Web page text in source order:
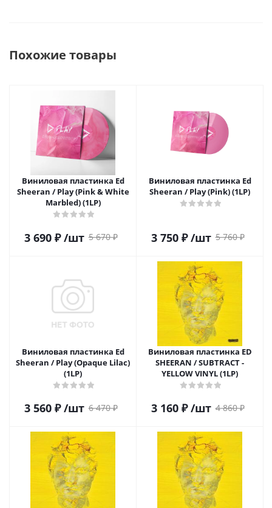
Похожие товары
Виниловая пластинка Ed
Sheeran / Play (Pink & White
Marbled) (1LP)
3 690₽ /шт 5 670₽
Виниловая пластинка Ed
Sheeran / Play (Pink) (1LP)
3 750₽ /шт 5 760₽
Виниловая пластинка Ed
Sheeran / Play (Opaque Lilac)
(1LP)
3 560₽ /шт 6 470₽
Виниловая пластинка ED
SHEERAN / SUBTRACT -
YELLOW VINYL (1LP)
3 160₽ /шт 4 860₽